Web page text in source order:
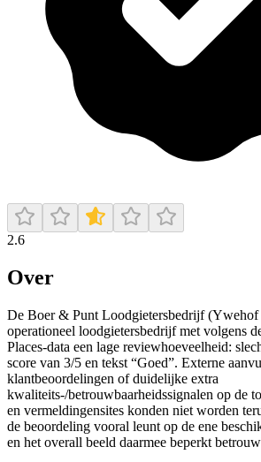
2.6
Over
De Boer & Punt Loodgietersbedrijf (Ywehof
operationeel loodgietersbedrijf met volgens
Places-data een lage reviewhoeveelheid:
score van 3/5 en tekst “Goed”. Externe
klantbeoordelingen of duidelijke extra
kwaliteits-/betrouwbaarheidssignalen op de
en vermeldingensites konden niet worden
de beoordeling vooral leunt op de ene
en het overall beeld daarmee beperkt